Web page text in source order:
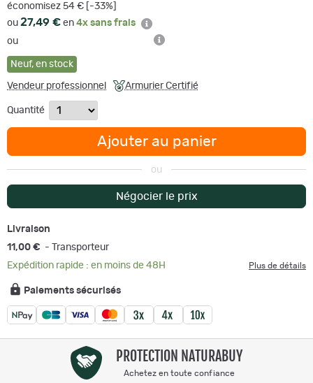
économisez 54 € [-33%]
ou 27,49 € en 4x sans frais
ou
Neuf, en stock
Vendeur professionnel Armurier Certifié
Quantité
Ajouter au panier
ou
Négocier le prix
Livraison
11,00 € - Transporteur
Expédition rapide : en moins de 48H
Plus de détails
Paiements sécurisés
PROTECTION NATURABUY
Achetez en toute confiance